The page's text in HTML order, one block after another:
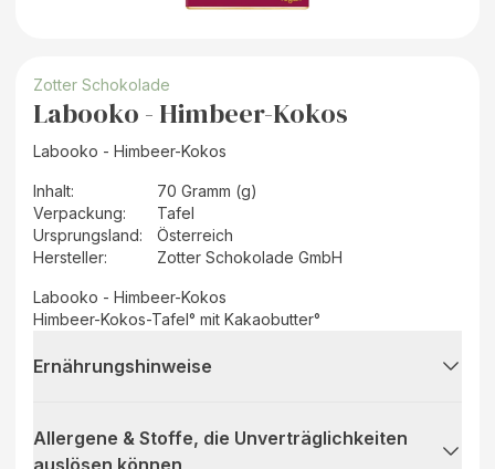
Zotter Schokolade
Labooko - Himbeer-Kokos
Labooko - Himbeer-Kokos
Inhalt:
70 Gramm (g)
Verpackung:
Tafel
Ursprungsland:
Österreich
Hersteller: Zotter Schokolade GmbH
Labooko - Himbeer-Kokos
Himbeer-Kokos-Tafel° mit Kakaobutter°
Ernährungshinweise
Allergene & Stoffe, die Unverträglichkeiten
auslösen können